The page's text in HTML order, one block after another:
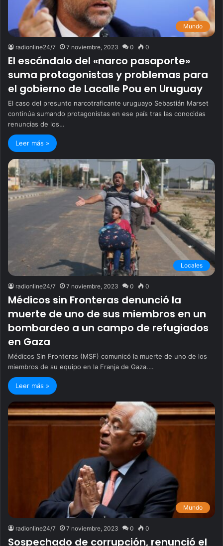
Mundo
radionline24/7 7 noviembre, 2023 0 0
El escándalo del «narco pasaporte»
suma protagonistas y problemas para
el gobierno de Lacalle Pou en Uruguay
El caso del presunto narcotraficante uruguayo Sebastián Marset
continúa sumando protagonistas en ese país tras las conocidas
renuncias de los…
Leer más »
Locales
radionline24/7 7 noviembre, 2023 0 0
Médicos sin Fronteras denunció la
muerte de uno de sus miembros en un
bombardeo a un campo de refugiados
en Gaza
Médicos Sin Fronteras (MSF) comunicó la muerte de uno de los
miembros de su equipo en la Franja de Gaza.…
Leer más »
Mundo
radionline24/7 7 noviembre, 2023 0 0
Sospechado de corrupción, renunció el